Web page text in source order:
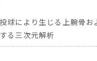
球により生じる上腕骨お
る三次元解析